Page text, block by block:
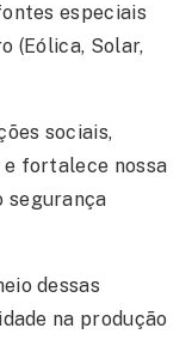
especiais
(Eólica, Solar,
sociais,
e fortalece nossa
segurança
dessas
na produção